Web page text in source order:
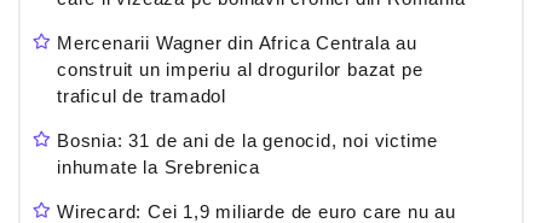
Mercenarii Wagner din Africa Centrala au
construit un imperiu al drogurilor bazat pe
traficul de tramadol
Bosnia: 31 de ani de la genocid, noi victime
inhumate la Srebrenica
Wirecard: Cei 1,9 miliarde de euro care nu au